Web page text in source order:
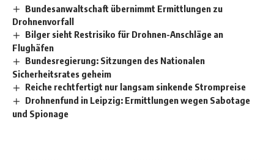
Bundesanwaltschaft übernimmt Ermittlungen zu
Drohnenvorfall
Bilger sieht Restrisiko für Drohnen-Anschläge an
Flughäfen
Bundesregierung: Sitzungen des Nationalen
Sicherheitsrates geheim
Reiche rechtfertigt nur langsam sinkende Strompreise
Drohnenfund in Leipzig: Ermittlungen wegen Sabotage
und Spionage